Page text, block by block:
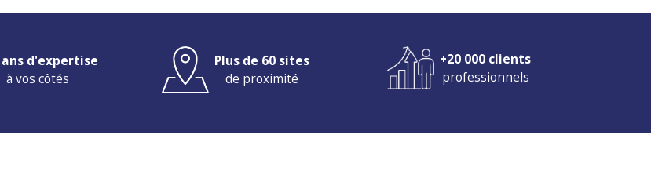
ans d'expertise
à vos côtés
Plus de 60 sites
de proximité
+20 000 clients
professionnels